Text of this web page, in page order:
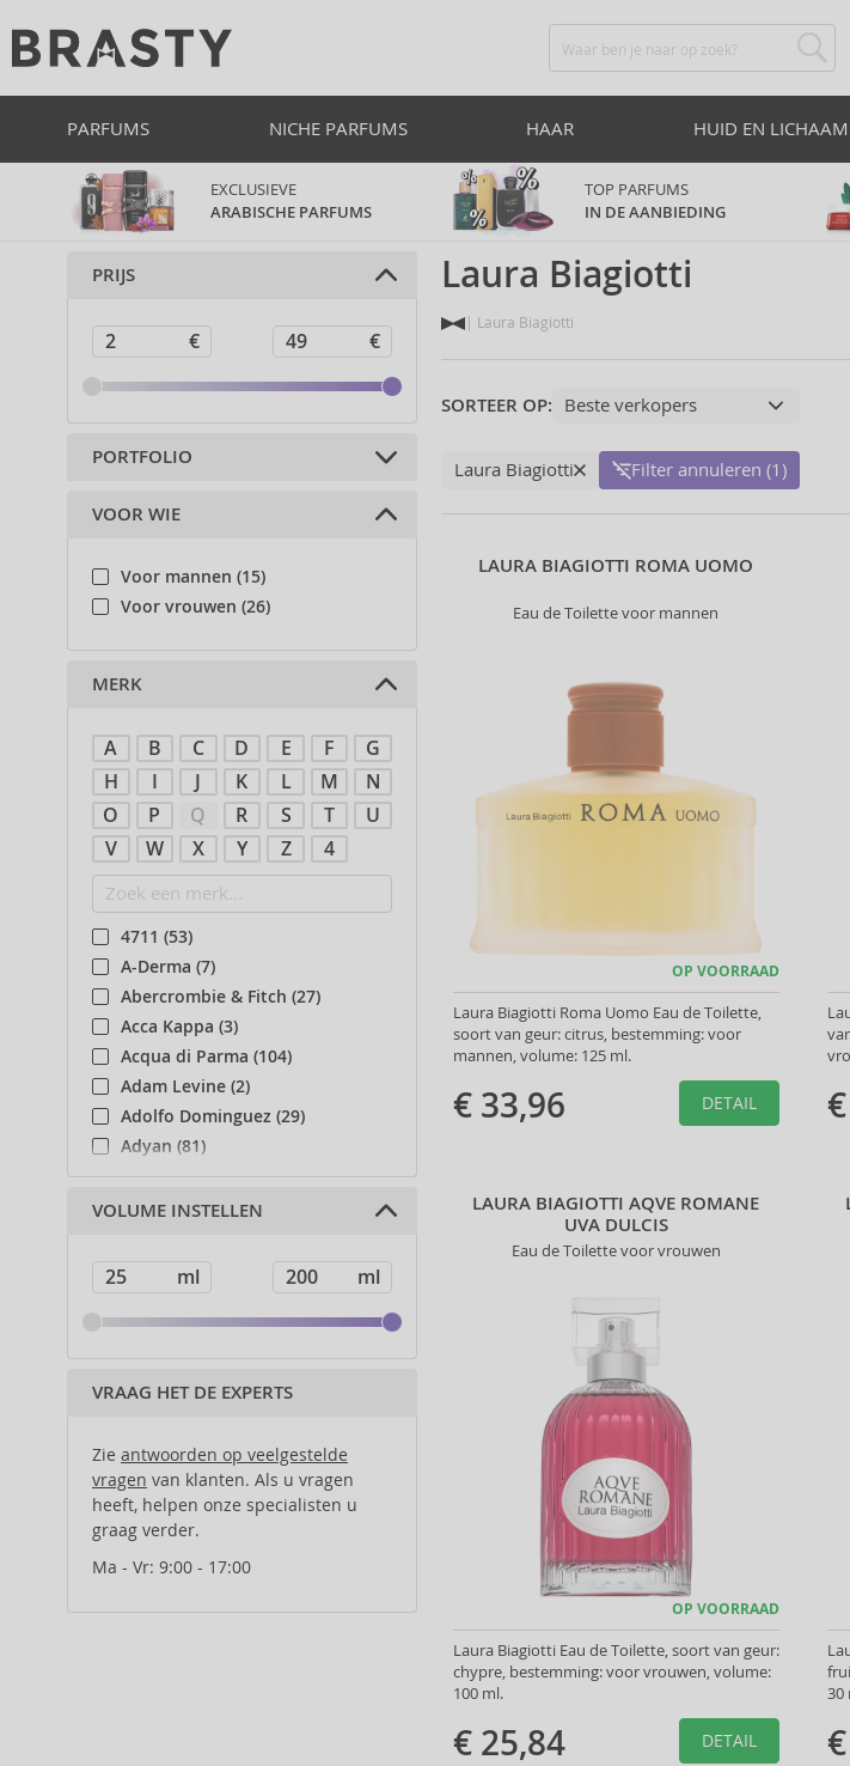
PARFUMS NICHE PARFUMS HAAR HUID EN LICHAAM
EXCLUSIEVE
ARABISCHE PARFUMS
TOP PARFUMS
IN DE AANBIEDING
Laura Biagiotti
Laura Biagiotti
SORTEER OP:
Laura Biagiotti Filter annuleren (1)
LAURA BIAGIOTTI ROMA UOMO
Eau de Toilette voor mannen
OP VOORRAAD
Laura Biagiotti Roma Uomo Eau de Toilette,
soort van geur: citrus, bestemming: voor
mannen, volume: 125 ml.
€ 33,96 DETAIL
LAURA BIAGIOTTI AQVE ROMANE
UVA DULCIS
Eau de Toilette voor vrouwen
OP VOORRAAD
Laura Biagiotti Eau de Toilette, soort van geur:
chypre, bestemming: voor vrouwen, volume:
100 ml.
€ 25,84 DETAIL
30
PRIJS
PORTFOLIO
Parfums (41)
VOOR WIE
Voor mannen (15)
Voor vrouwen (26)
MERK
A B C D E F
G
H
I J K L M
N
O
P Q R S T
U
V
W X Y Z 4
4711 (53)
A-Derma (7)
Abercrombie & Fitch (27)
Acca Kappa (3)
Acqua di Parma (104)
Adam Levine (2)
Adolfo Dominguez (29)
Adyan (81)
Affinage (1)
Afnan (91)
Ahava (49)
Aigner (42)
Ajmal (84)
Al Haramain (182)
Al Wataniah (82)
Alcina (156)
Alexander McQueen (2)
Alexandre.J (31)
Alfaparf Milano (175)
Alfred Sung (7)
VOLUME INSTELLEN
VRAAG HET DE EXPERTS
Zie antwoorden op veelgestelde
vragen van klanten. Als u vragen
heeft, helpen onze specialisten u
graag verder.
Ma - Vr: 9:00 - 17:00